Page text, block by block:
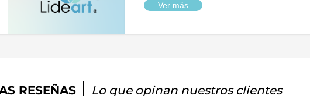
Ver más
RESEÑAS Lo que opinan nuestros clientes